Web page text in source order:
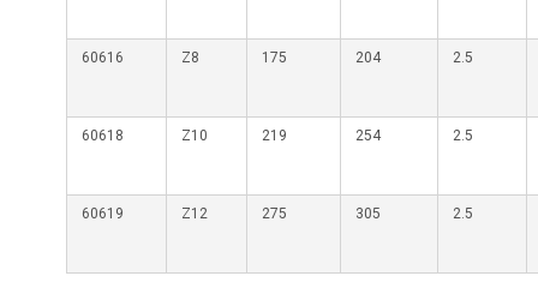
60616 Z8 175 204 2.5
60618 Z10 219 254 2.5
60619 Z12 275 305 2.5